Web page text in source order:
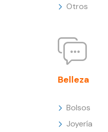
Otros
Belleza
Bolsos
Joyería